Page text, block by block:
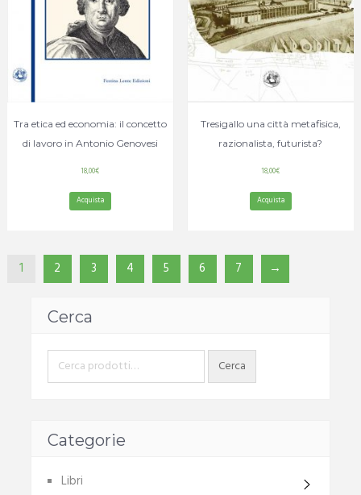
Tra etica ed economia: il concetto
di lavoro in Antonio Genovesi
18,00€
Acquista
Tresigallo una città metafisica,
razionalista, futurista?
18,00€
Acquista
1 2 3 4 5 6 7 →
Cerca
Categorie
Libri